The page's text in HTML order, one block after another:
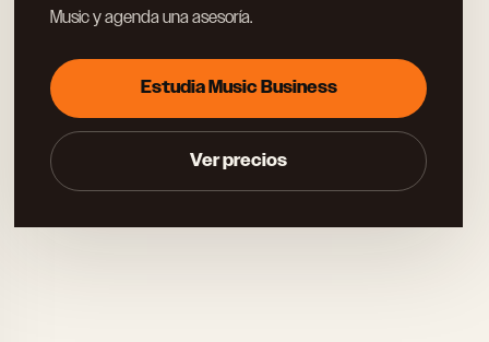
Music y agenda una asesoría.
Estudia Music Business
Ver precios